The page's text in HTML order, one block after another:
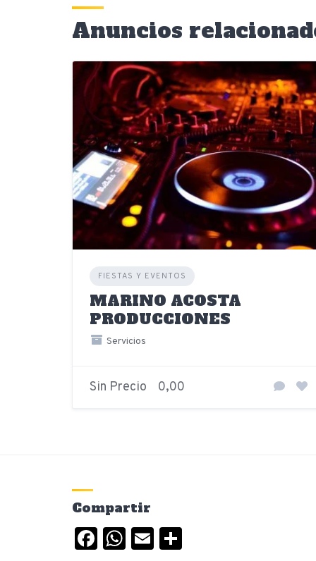
Anuncios
FIESTAS Y EVENTOS
MARINO ACOSTA
PRODUCCIONES
Servicios
Sin Precio 0,00
Compartir
Facebook
WhatsApp
Email